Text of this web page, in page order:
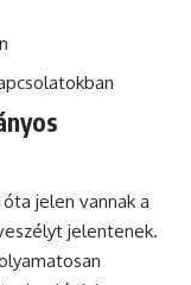
jelen vannak a
jelentenek.